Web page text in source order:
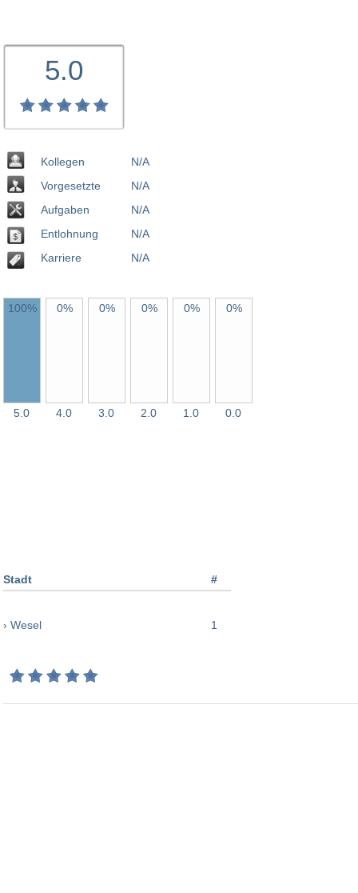
5.0
Kollegen
Vorgesetzte
Aufgaben
Entlohnung
Karriere
N/A
N/A
N/A
N/A
N/A
100%
5.0
0%
4.0
0%
3.0
0%
2.0
0%
1.0
0%
0.0
Stadt #
› Wesel 1